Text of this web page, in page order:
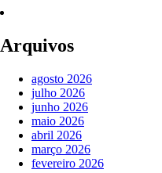
Arquivos
agosto 2026
julho 2026
junho 2026
maio 2026
abril 2026
março 2026
fevereiro 2026